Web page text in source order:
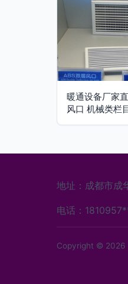
暖通设备厂家
风口 机械类栏
地址：成都市成
电话：
Copyright © 2026